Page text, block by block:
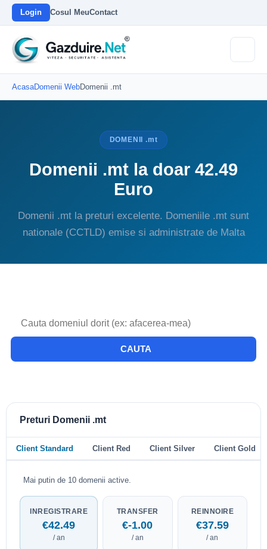
Login Cosul MeuContact
AcasaDomenii WebDomenii .mt
DOMENII .mt
Domenii .mt la doar 42.49
Euro
Domenii .mt la preturi excelente. Domeniile .mt sunt
nationale (CCTLD) emise si administrate de Malta
CAUTA
Preturi Domenii .mt
Client Standard Client Red Client Silver Client Gold
Mai putin de 10 domenii active.
INREGISTRARE
€42.49
/ an
TRANSFER
€-1.00
/ an
REINNOIRE
€37.59
/ an